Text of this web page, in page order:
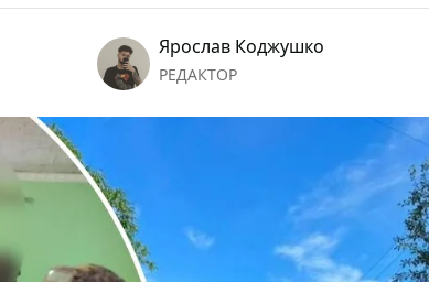
Ярослав Коджушко
РЕДАКТОР